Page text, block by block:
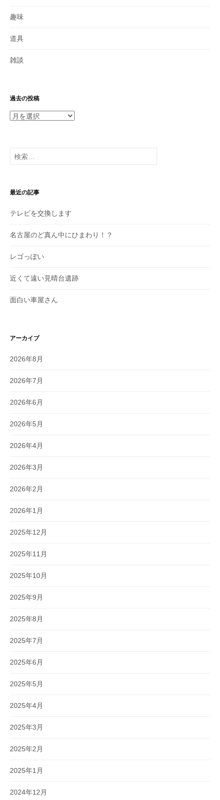
趣味
道具
雑談
過去の投稿
過
投
稿
検
索:
最近の記事
テレビを交換します
名古屋のど真ん中にひまわり！？
レゴっぽい
近くて遠い見晴台遺跡
面白い車屋さん
アーカイブ
2026年8月
2026年7月
2026年6月
2026年5月
2026年4月
2026年3月
2026年2月
2026年1月
2025年12月
2025年11月
2025年10月
2025年9月
2025年8月
2025年7月
2025年6月
2025年5月
2025年4月
2025年3月
2025年2月
2025年1月
2024年12月